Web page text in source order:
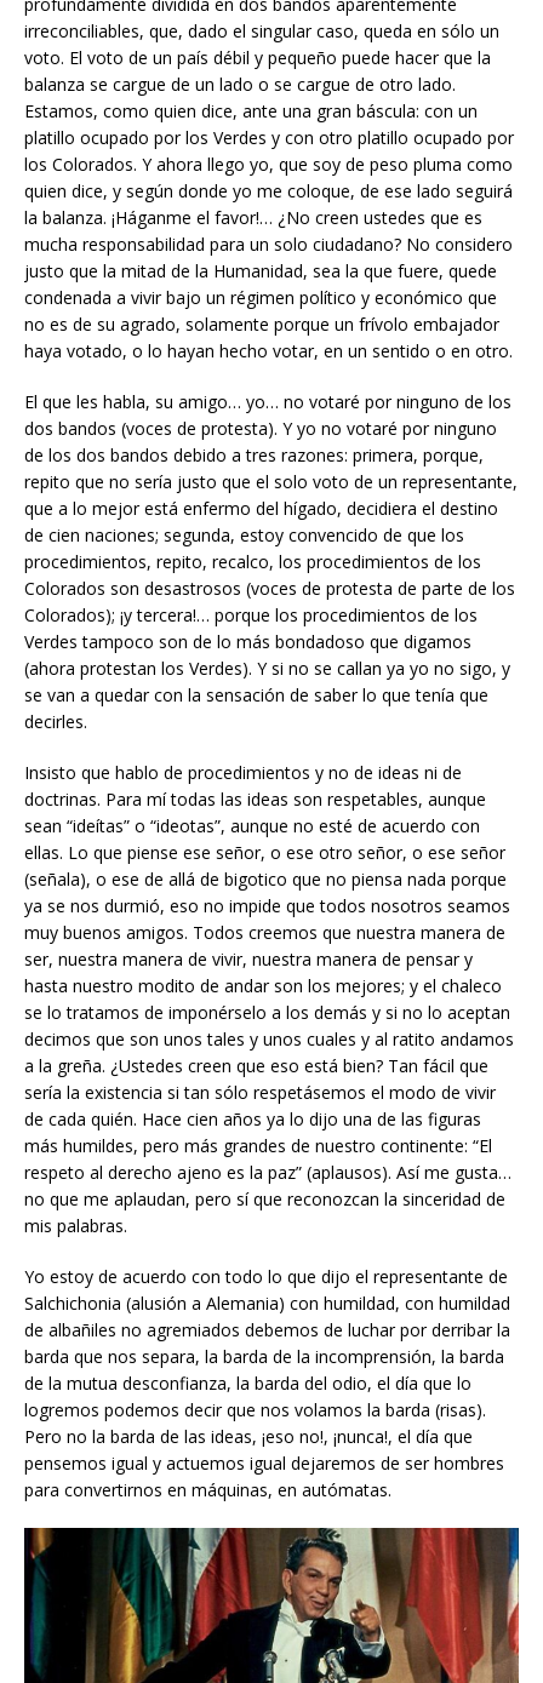
irreconciliables, que, dado el singular caso, queda en sólo un
voto. El voto de un país débil y pequeño puede hacer que la
balanza se cargue de un lado o se cargue de otro lado.
Estamos, como quien dice, ante una gran báscula: con un
platillo ocupado por los Verdes y con otro platillo ocupado por
los Colorados. Y ahora llego yo, que soy de peso pluma como
quien dice, y según donde yo me coloque, de ese lado seguirá
la balanza. ¡Háganme el favor!… ¿No creen ustedes que es
mucha responsabilidad para un solo ciudadano? No considero
justo que la mitad de la Humanidad, sea la que fuere, quede
condenada a vivir bajo un régimen político y económico que
no es de su agrado, solamente porque un frívolo embajador
haya votado, o lo hayan hecho votar, en un sentido o en otro.
El que les habla, su amigo… yo… no votaré por ninguno de los
dos bandos (voces de protesta). Y yo no votaré por ninguno
de los dos bandos debido a tres razones: primera, porque,
repito que no sería justo que el solo voto de un representante,
que a lo mejor está enfermo del hígado, decidiera el destino
de cien naciones; segunda, estoy convencido de que los
procedimientos, repito, recalco, los procedimientos de los
Colorados son desastrosos (voces de protesta de parte de los
Colorados); ¡y tercera!… porque los procedimientos de los
Verdes tampoco son de lo más bondadoso que digamos
(ahora protestan los Verdes). Y si no se callan ya yo no sigo, y
se van a quedar con la sensación de saber lo que tenía que
decirles.
Insisto que hablo de procedimientos y no de ideas ni de
doctrinas. Para mí todas las ideas son respetables, aunque
sean “ideítas” o “ideotas”, aunque no esté de acuerdo con
ellas. Lo que piense ese señor, o ese otro señor, o ese señor
(señala), o ese de allá de bigotico que no piensa nada porque
ya se nos durmió, eso no impide que todos nosotros seamos
muy buenos amigos. Todos creemos que nuestra manera de
ser, nuestra manera de vivir, nuestra manera de pensar y
hasta nuestro modito de andar son los mejores; y el chaleco
se lo tratamos de imponérselo a los demás y si no lo aceptan
decimos que son unos tales y unos cuales y al ratito andamos
a la greña. ¿Ustedes creen que eso está bien? Tan fácil que
sería la existencia si tan sólo respetásemos el modo de vivir
de cada quién. Hace cien años ya lo dijo una de las figuras
más humildes, pero más grandes de nuestro continente: “El
respeto al derecho ajeno es la paz” (aplausos). Así me gusta…
no que me aplaudan, pero sí que reconozcan la sinceridad de
mis palabras.
Yo estoy de acuerdo con todo lo que dijo el representante de
Salchichonia (alusión a Alemania) con humildad, con humildad
de albañiles no agremiados debemos de luchar por derribar la
barda que nos separa, la barda de la incomprensión, la barda
de la mutua desconfianza, la barda del odio, el día que lo
logremos podemos decir que nos volamos la barda (risas).
Pero no la barda de las ideas, ¡eso no!, ¡nunca!, el día que
pensemos igual y actuemos igual dejaremos de ser hombres
para convertirnos en máquinas, en autómatas.